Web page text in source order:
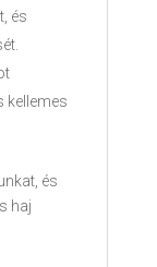
és
kellemes
és
haj